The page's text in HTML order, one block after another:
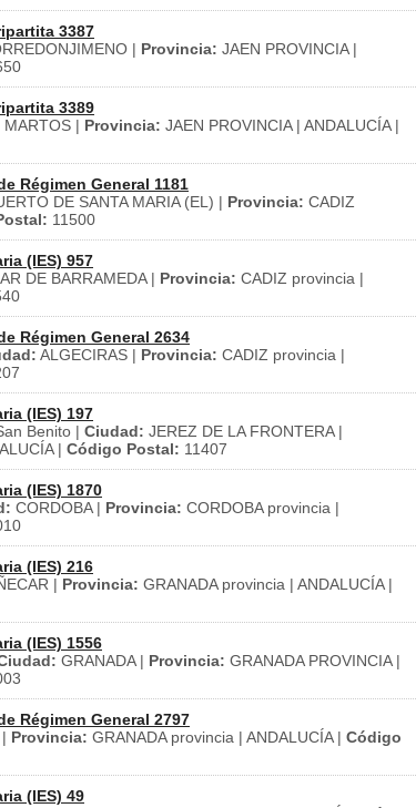
3387
| Provincia: JAEN PROVINCIA |
3389
MARTOS | Provincia: JAEN PROVINCIA | ANDALUCÍA |
Régimen General 1181
DE SANTA MARIA (EL) | Provincia: CADIZ
11500
(IES) 957
DE BARRAMEDA | Provincia: CADIZ provincia |
Régimen General 2634
ALGECIRAS | Provincia: CADIZ provincia |
(IES) 197
Benito | Ciudad: JEREZ DE LA FRONTERA |
| Código Postal: 11407
(IES) 1870
CORDOBA | Provincia: CORDOBA provincia |
(IES) 216
| Provincia: GRANADA provincia | ANDALUCÍA |
(IES) 1556
GRANADA | Provincia: GRANADA PROVINCIA |
Régimen General 2797
Provincia: GRANADA provincia | ANDALUCÍA | Código
(IES) 49